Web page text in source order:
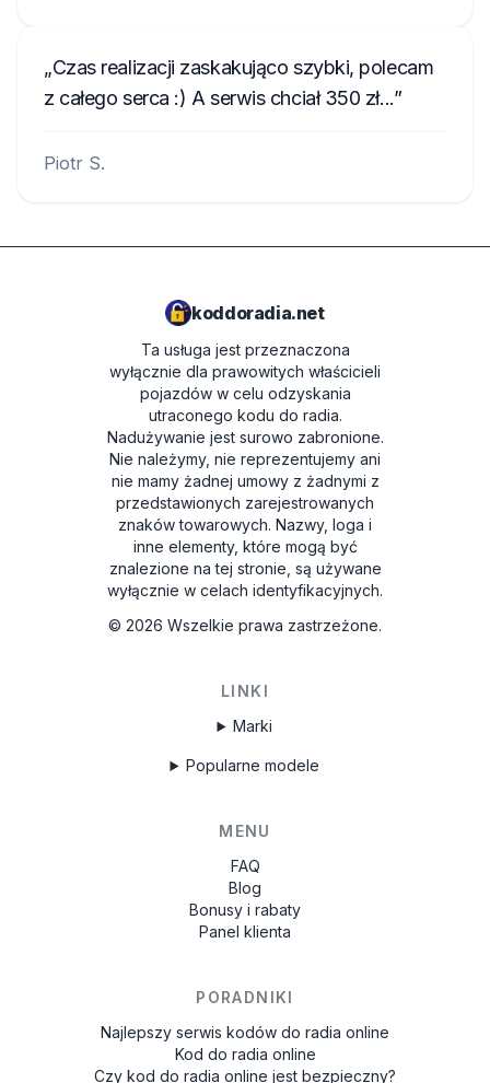
Czas realizacji zaskakująco szybki, polecam
z całego serca :) A serwis chciał 350 zł...
Piotr S.
koddoradia.net
Ta usługa jest przeznaczona
wyłącznie dla prawowitych właścicieli
pojazdów w celu odzyskania
utraconego kodu do radia.
Nadużywanie jest surowo zabronione.
Nie należymy, nie reprezentujemy ani
nie mamy żadnej umowy z żadnymi z
przedstawionych zarejestrowanych
znaków towarowych. Nazwy, loga i
inne elementy, które mogą być
znalezione na tej stronie, są używane
wyłącznie w celach identyfikacyjnych.
© 2026 Wszelkie prawa zastrzeżone.
LINKI
Marki
Popularne modele
MENU
FAQ
Blog
Bonusy i rabaty
Panel klienta
PORADNIKI
Najlepszy serwis kodów do radia online
Kod do radia online
Czy kod do radia online jest bezpieczny?